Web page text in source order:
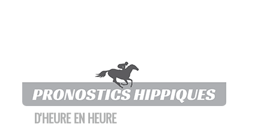
D'HEURE EN HEURE